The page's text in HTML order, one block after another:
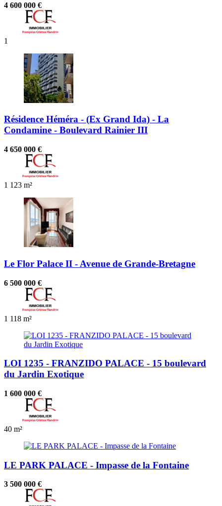
4 600 000 €
1
Résidence Héméra - (Ex Grand Ida) - La
Condamine - Boulevard Rainier III
4 650 000 €
1 123 m²
Le Flor Palace II - Avenue de Grande-Bretagne
6 500 000 €
1 118 m²
LOI 1235 - FRANZIDO PALACE - 15 boulevard
du Jardin Exotique
1 600 000 €
40 m²
LE PARK PALACE - Impasse de la Fontaine
3 500 000 €